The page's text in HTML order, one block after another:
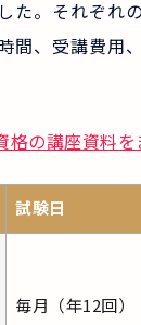
た。それぞれ
間、受講費用
格の講座資料
試験日
毎月（年12回）